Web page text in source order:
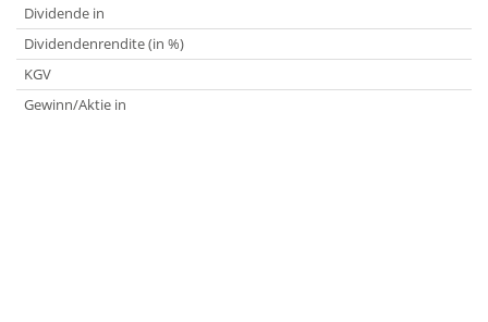
Dividende in
Dividendenrendite (in %)
KGV
Gewinn/Aktie in